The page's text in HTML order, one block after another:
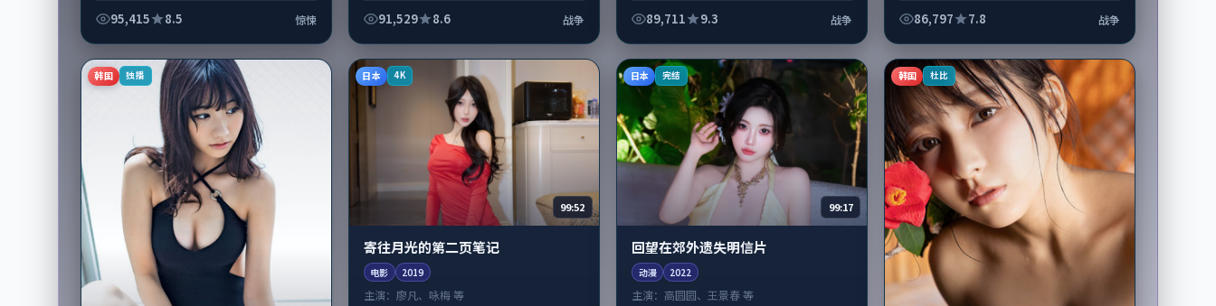
线；取景与声音设计凸显日本城市质感，...
95,415 8.5 惊悚 91,529 8.6 战争
线；取景与声音设计凸显日本城市质感，...
89,711 9.3 战争
纶镁与配角群戏并重。影片2019年面世...
86,797 7.8 战争
韩国 独播 日本 4K
99:52
寄往月光的第二页笔记
电影 2019
主演：廖凡、咏梅 等
日本 完结
99:17
回望在郊外遗失明信片
动漫 2022
主演：高圆圆、王景春 等
韩国 杜比